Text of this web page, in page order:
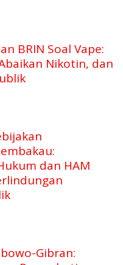
BRIN Soal Vape:
Nikotin, dan
dan HAM
Gibran: